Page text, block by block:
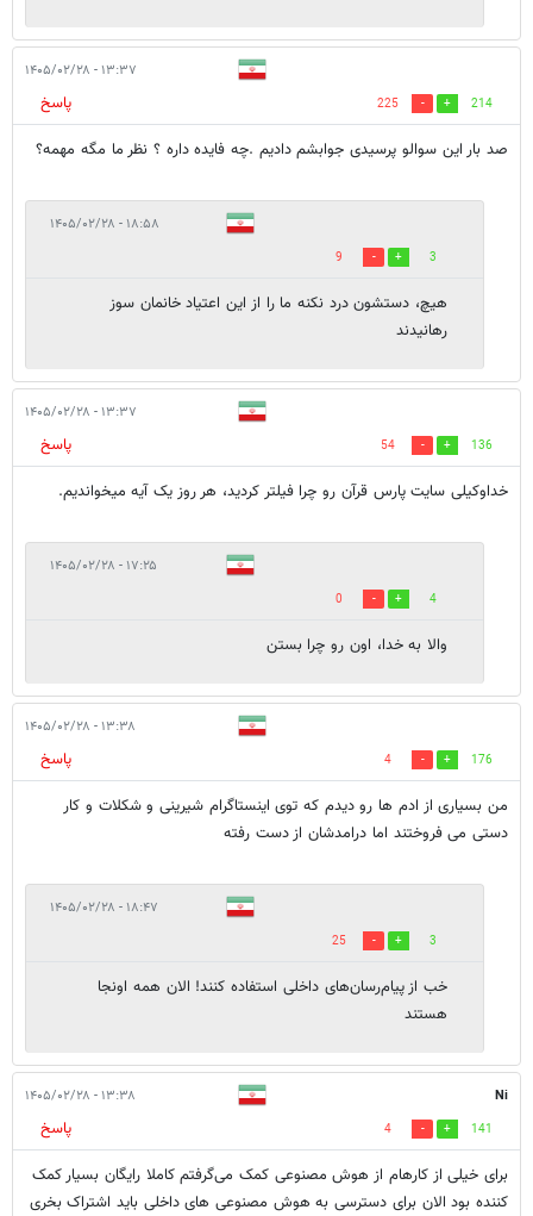
۱۳:۳۷ - ۱۴۰۵/۰۲/۲۸
214
225
پاسخ
صد بار این سوالو پرسیدی جوابشم دادیم .چه فایده داره ؟ نظر ما مگه مهمه؟
۱۸:۵۸ - ۱۴۰۵/۰۲/۲۸
3
9
هیچ، دستشون درد نکنه ما را از این اعتیاد خانمان سوز
رهانیدند
۱۳:۳۷ - ۱۴۰۵/۰۲/۲۸
136
54
پاسخ
خداوکیلی سایت پارس قرآن رو چرا فیلتر کردید، هر روز یک آیه میخواندیم.
۱۷:۲۵ - ۱۴۰۵/۰۲/۲۸
4
0
والا به خدا، اون رو چرا بستن
۱۳:۳۸ - ۱۴۰۵/۰۲/۲۸
176
4
پاسخ
من بسیاری از ادم ها رو دیدم که توی اینستاگرام شیرینی و شکلات و کار
دستی می فروختند اما درامدشان از دست رفته
۱۸:۴۷ - ۱۴۰۵/۰۲/۲۸
3
25
خب از پیام‌رسان‌های داخلی استفاده کنند! الان همه اونجا
هستند
Ni ۱۳:۳۸ - ۱۴۰۵/۰۲/۲۸
141
4
پاسخ
برای خیلی از کارهام از هوش مصنوعی کمک می‌گرفتم کاملا رایگان بسیار کمک
کننده بود الان برای دسترسی به هوش مصنوعی های داخلی باید اشتراک بخری